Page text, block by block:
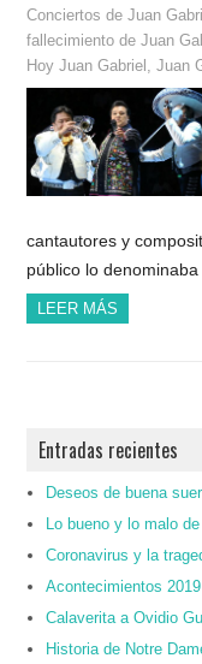
Conciertos de Juan
fallecimiento de Juan
Hoy Juan Gabriel
,Juan
cantautores y
público lo denominaba
LEER MÁS
Entradas recientes
Deseos de buena
Lo bueno y lo malo
Coronavirus y la
Acontecimientos 2019
Calaverita a Ovidio
Historia de Notre